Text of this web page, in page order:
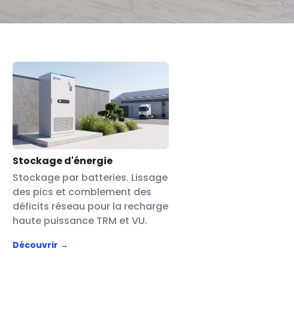
Stockage d'énergie
Stockage par batteries. Lissage
des pics et comblement des
déficits réseau pour la recharge
haute puissance TRM et VU.
Découvrir →